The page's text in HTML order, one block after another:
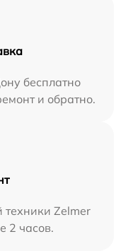
бесплатно
и обратно.
техники Zelmer
2 часов.